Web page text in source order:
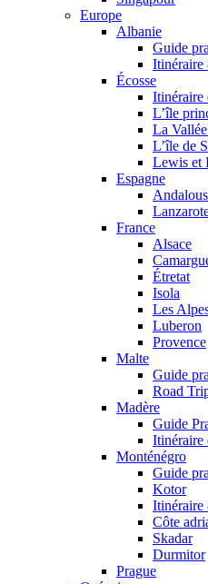
Europe
Albanie
Guide
Écosse
Itinéraire
L’île
La
L’île de
Lewis et
Espagne
France
Alsace
Étretat
Isola
Les
Luberon
Provence
Malte
Guide
Road
Madère
Guide
Itinéraire
Monténégro
Guide
Kotor
Côte
Skadar
Durmitor
Prague